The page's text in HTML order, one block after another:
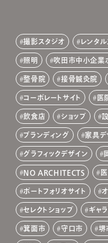
撮影スタジオ レンタ
照明 吹田市中小企業
整骨院 接骨鍼灸院
コーポレートサイト 医
飲食店 ショップ
ブランディング 家具デ
グラフィックデザイン
NO ARCHITECTS
ポートフォリオサイト
セレクトショップ ギャ
箕面市 守口市 堺